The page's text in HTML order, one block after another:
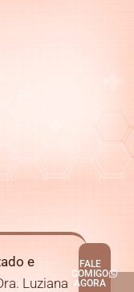
e
Luziana
FALE
COMIGO
AGORA